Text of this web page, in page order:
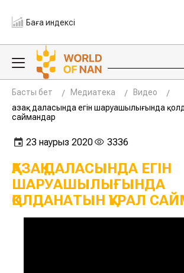
Баға индексі
Басты бет Медиатека
Видео
Қазақ даласында егін шаруашылығында
саймандар
23 наурыз 2020 3336
ҚАЗАҚ ДАЛАСЫНДА ЕГІН
ШАРУАШЫЛЫҒЫНДА
ҚОЛДАНАТЫН ҚҰРАЛ